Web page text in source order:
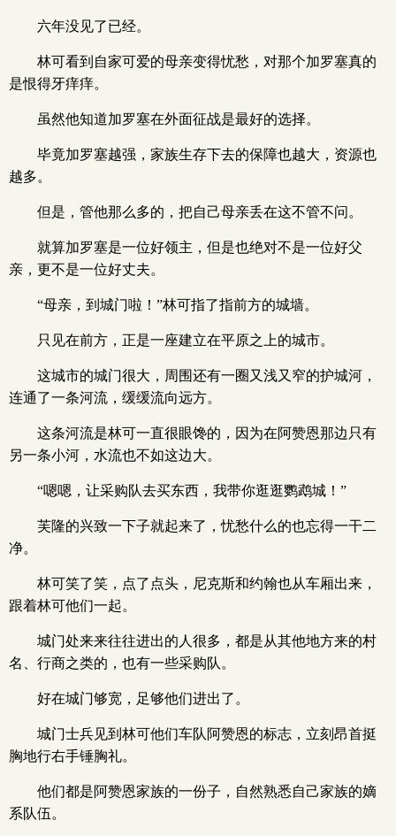
六年没见了已经。
林可看到自家可爱的母亲变得忧愁，对那个加罗塞真的
是恨得牙痒痒。
虽然他知道加罗塞在外面征战是最好的选择。
毕竟加罗塞越强，家族生存下去的保障也越大，资源也
越多。
但是，管他那么多的，把自己母亲丢在这不管不问。
就算加罗塞是一位好领主，但是也绝对不是一位好父
亲，更不是一位好丈夫。
“母亲，到城门啦！”林可指了指前方的城墙。
只见在前方，正是一座建立在平原之上的城市。
这城市的城门很大，周围还有一圈又浅又窄的护城河，
连通了一条河流，缓缓流向远方。
这条河流是林可一直很眼馋的，因为在阿赞恩那边只有
另一条小河，水流也不如这边大。
“嗯嗯，让采购队去买东西，我带你逛逛鹦鹉城！”
芙隆的兴致一下子就起来了，忧愁什么的也忘得一干二
净。
林可笑了笑，点了点头，尼克斯和约翰也从车厢出来，
跟着林可他们一起。
城门处来来往往进出的人很多，都是从其他地方来的村
名、行商之类的，也有一些采购队。
好在城门够宽，足够他们进出了。
城门士兵见到林可他们车队阿赞恩的标志，立刻昂首挺
胸地行右手锤胸礼。
他们都是阿赞恩家族的一份子，自然熟悉自己家族的嫡
系队伍。